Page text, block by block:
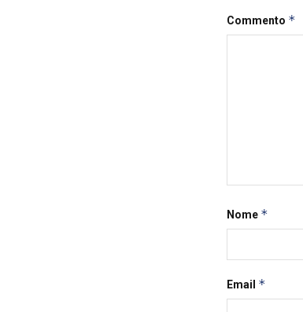
Commento *
Nome *
Email *